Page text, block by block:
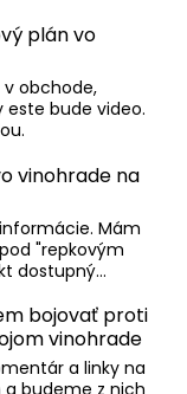
plán vo
v obchode,
este bude video.
vinohrade na
Mám
"repkovým
dostupný…
bojovať proti
vinohrade
a linky na